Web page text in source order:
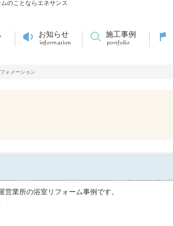
のことならエネサンス
お知らせ 施工事例
ォメーション
営業所の浴室リフォーム事例です。